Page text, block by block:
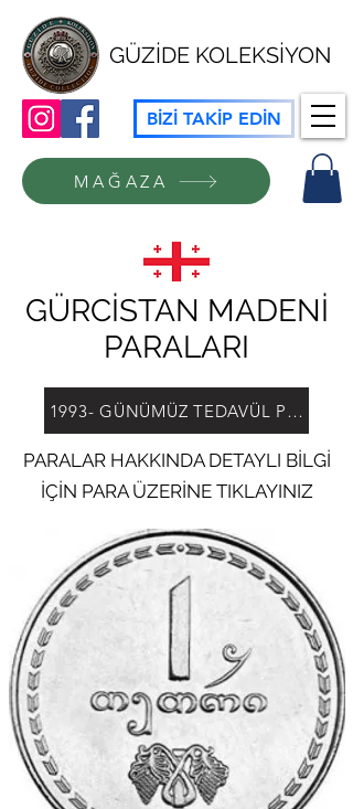
GÜZİDE KOLEKSİYON
BİZİ TAKİP EDİN
MAĞAZA
GÜRCİSTAN MADENİ
PARALARI
1993- GÜNÜMÜZ TEDAVÜL PARALARI
PARALAR HAKKINDA DETAYLI BİLGİ
İÇİN PARA ÜZERİNE TIKLAYINIZ